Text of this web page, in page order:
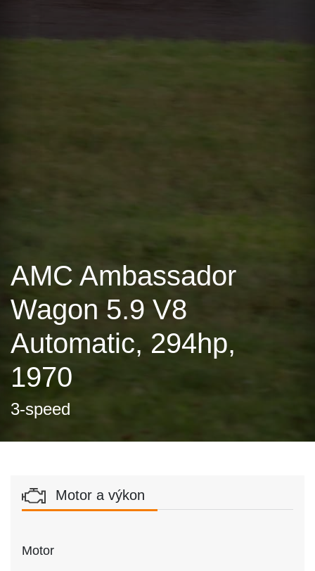
AMC Ambassador
Wagon 5.9 V8
Automatic, 294hp,
1970
3-speed
Motor a výkon
Motor